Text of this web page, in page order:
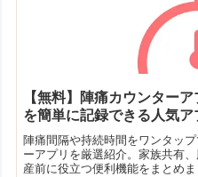
【無料】陣痛カウンター
を簡単に記録できる人気ア
陣痛間隔や持続時間をワンタッ
ーアプリを厳選紹介。家族共有
産前に役立つ便利機能をまとめま